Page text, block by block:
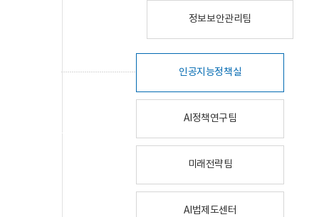
정보보안관리팀
인공지능정책실
AI정책연구팀
미래전략팀
AI법제도센터